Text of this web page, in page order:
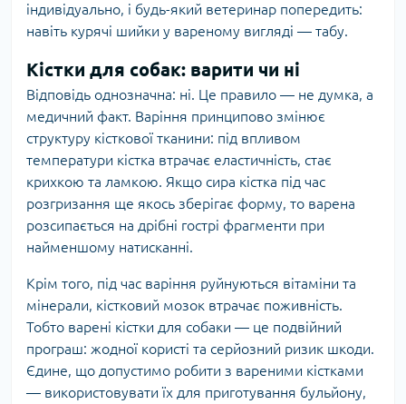
індивідуально, і будь-який ветеринар попередить:
навіть курячі шийки у вареному вигляді — табу.
Кістки для собак: варити чи ні
Відповідь однозначна: ні. Це правило — не думка, а
медичний факт. Варіння принципово змінює
структуру кісткової тканини: під впливом
температури кістка втрачає еластичність, стає
крихкою та ламкою. Якщо сира кістка під час
розгризання ще якось зберігає форму, то варена
розсипається на дрібні гострі фрагменти при
найменшому натисканні.
Крім того, під час варіння руйнуються вітаміни та
мінерали, кістковий мозок втрачає поживність.
Тобто варені кістки для собаки — це подвійний
програш: жодної користі та серйозний ризик шкоди.
Єдине, що допустимо робити з вареними кістками
— використовувати їх для приготування бульйону,